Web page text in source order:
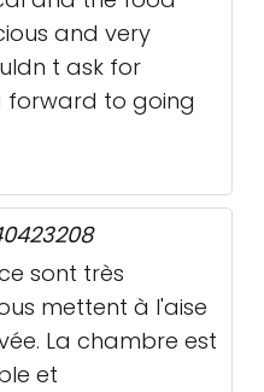
and very
t ask for
forward to going
sont très
mettent à l'aise
La chambre est
et